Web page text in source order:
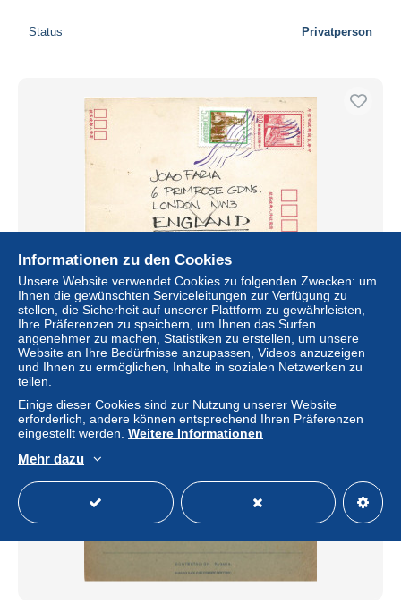
Status Privatperson
ENTIER CARTE POSTALE - ENTIER STATIONERY
CARTE - TAÏWAN -
± 5,76 $
Status Privatperson
Informationen zu den Cookies
Unsere Website verwendet Cookies zu folgenden Zwecken: um
Ihnen die gewünschten Serviceleitungen zur Verfügung zu
stellen, die Sicherheit auf unserer Plattform zu gewährleisten,
Ihre Präferenzen zu speichern, um Ihnen das Surfen
angenehmer zu machen, Statistiken zu erstellen, um unsere
Website an Ihre Bedürfnisse anzupassen, Videos anzuzeigen
und Ihnen zu ermöglichen, Inhalte in sozialen Netzwerken zu
teilen.
Einige dieser Cookies sind zur Nutzung unserer Website
erforderlich, andere können entsprechend Ihren Präferenzen
eingestellt werden. Weitere Informationen
Mehr dazu